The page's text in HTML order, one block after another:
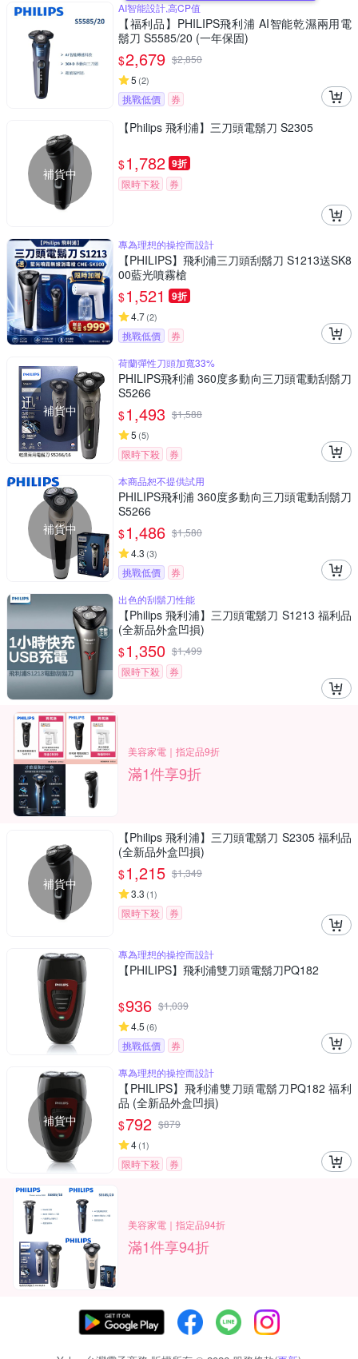
AI智能設計,高CP值
【福利品】PHILIPS飛利浦 AI智能乾濕兩用電
鬍刀 S5585/20 (一年保固)
$2,679 $2,850
5 (2)
挑戰低價 券
補貨中
【Philips 飛利浦】三刀頭電鬍刀 S2305
$1,782 9折
限時下殺 券
專為理想的操控而設計
【PHILIPS】飛利浦三刀頭刮鬍刀 S1213送SK8
00藍光噴霧槍
$1,521 9折
4.7(2)
挑戰低價 券
補貨中
荷蘭彈性刀頭加寬33%
PHILIPS飛利浦 360度多動向三刀頭電動刮鬍刀
S5266
$1,493 $1,588
5 (5)
限時下殺 券
補貨中
本商品恕不提供試用
PHILIPS飛利浦 360度多動向三刀頭電動刮鬍刀
S5266
$1,486 $1,580
4.3 (3)
挑戰低價
券
出色的刮鬍刀性能
【Philips 飛利浦】三刀頭電鬍刀 S1213 福利品
(全新品外盒凹損)
$1,350 $1,499
限時下殺
券
美容家電｜指定品9折
滿1件享9折
補貨中
【Philips 飛利浦】三刀頭電鬍刀 S2305 福利品
(全新品外盒凹損)
$1,215 $1,349
3.3 (1)
限時下殺 券
專為理想的操控而設計
【PHILIPS】飛利浦雙刀頭電鬍刀PQ182
$936 $1,039
4.5 (6)
挑戰低價 券
補貨中
專為理想的操控而設計
【PHILIPS】飛利浦雙刀頭電鬍刀PQ182 福利
品 (全新品外盒凹損)
$792 $879
4(1)
限時下殺 券
美容家電｜指定品94折
滿1件享94折